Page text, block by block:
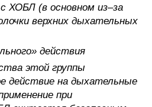
ХОБЛ (в основном из–за
верхних дыхательных
действия
этой группы
действие на дыхательные
при